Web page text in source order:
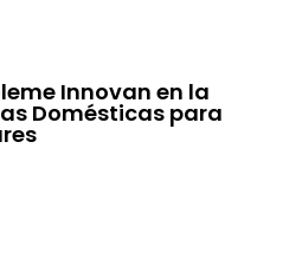
Innovan en la
Domésticas para